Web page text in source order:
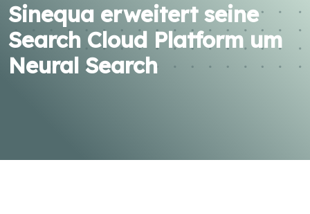
Sinequa erweitert seine
Search Cloud Platform um
Neural Search